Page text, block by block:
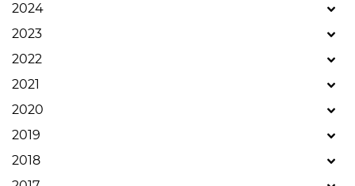
2024
2023
2022
2021
2020
2019
2018